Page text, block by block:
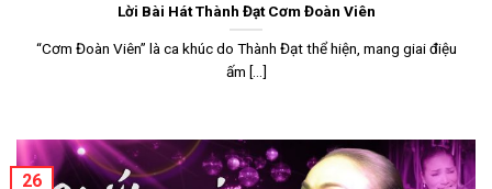
Lời Bài Hát Thành Đạt Cơm Đoàn Viên
“Cơm Đoàn Viên” là ca khúc do Thành Đạt thể hiện, mang giai điệu
ấm [...]
26